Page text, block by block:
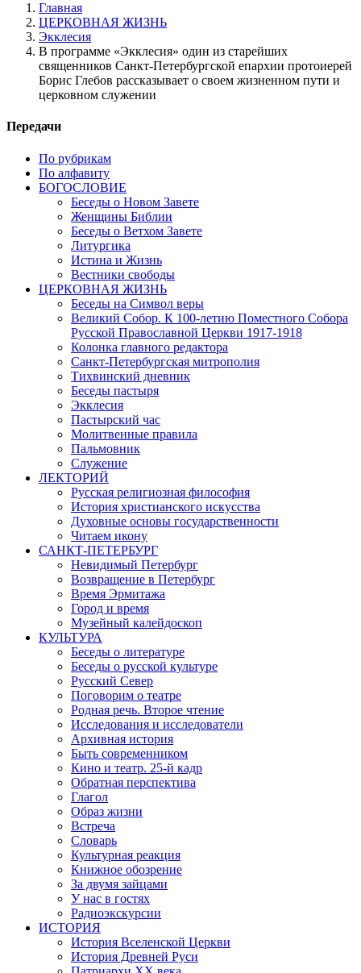
Главная
ЦЕРКОВНАЯ ЖИЗНЬ
Экклесия
В программе «Экклесия» один из старейших
священников Санкт-Петербургской епархии протоиерей
Борис Глебов рассказывает о своем жизненном пути и
церковном служении
Передачи
По рубрикам
По алфавиту
БОГОСЛОВИЕ
Беседы о Новом Завете
Женщины Библии
Беседы о Ветхом Завете
Литургика
Истина и Жизнь
Вестники свободы
ЦЕРКОВНАЯ ЖИЗНЬ
Беседы на Символ веры
Великий Собор. К 100-летию Поместного Собора
Русской Православной Церкви 1917-1918
Колонка главного редактора
Санкт-Петербургская митрополия
Тихвинский дневник
Беседы пастыря
Экклесия
Пастырский час
Молитвенные правила
Пальмовник
Служение
ЛЕКТОРИЙ
Русская религиозная философия
История христианского искусства
Духовные основы государственности
Читаем икону
САНКТ-ПЕТЕРБУРГ
Невидимый Петербург
Возвращение в Петербург
Время Эрмитажа
Город и время
Музейный калейдоскоп
КУЛЬТУРА
Беседы о литературе
Беседы о русской культуре
Русский Север
Поговорим о театре
Родная речь. Второе чтение
Исследования и исследователи
Архивная история
Быть современником
Кино и театр. 25-й кадр
Обратная перспектива
Глагол
Образ жизни
Встреча
Словарь
Культурная реакция
Книжное обозрение
За двумя зайцами
У нас в гостях
Радиоэкскурсии
ИСТОРИЯ
История Вселенской Церкви
История Древней Руси